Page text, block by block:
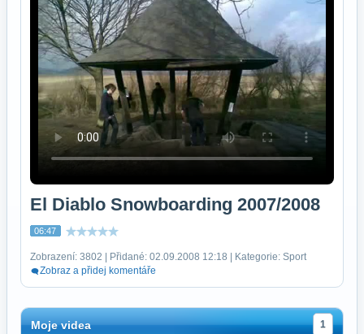
El Diablo Snowboarding 2007/2008
06:47
Zobrazení: 3802 | Přidané: 02.09.2008 12:18 | Kategorie: Sport
Zobraz a přidej komentáře
Moje videa 1